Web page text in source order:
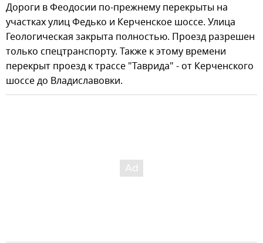
Дороги в Феодосии по-прежнему перекрыты на
участках улиц Федько и Керченское шоссе. Улица
Геологическая закрыта полностью. Проезд разрешен
только спецтранспорту. Также к этому времени
перекрыт проезд к трассе "Таврида" - от Керченского
шоссе до Владиславовки.